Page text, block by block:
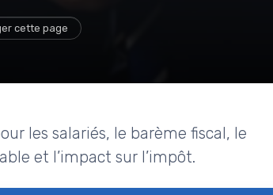
cette page
les salariés, le barème fiscal, le
et l’impact sur l’impôt.